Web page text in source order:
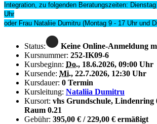
Integration, zu folgenden Beratungszeiten:
Uhr
oder Frau Nataliie Dumitru (Montag 9 - 17 Uhr und
Status:
Keine Online-Anmeldung
Kursnummer: 252-IK09-6
Kursbeginn: Do., 18.6.2026, 09:00 Uhr
Kursende: Mi., 22.7.2026, 12:30 Uhr
Kursdauer: 0 Termin
Kursleitung: Nataliia Dumitru
Kursort: vhs Grundschule, Lindenring
Raum 0.21
Gebühr: 395,00 € / 229,00 € ermäßigt